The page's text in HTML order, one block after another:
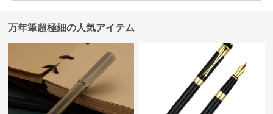
万年筆超極細の人気アイテム